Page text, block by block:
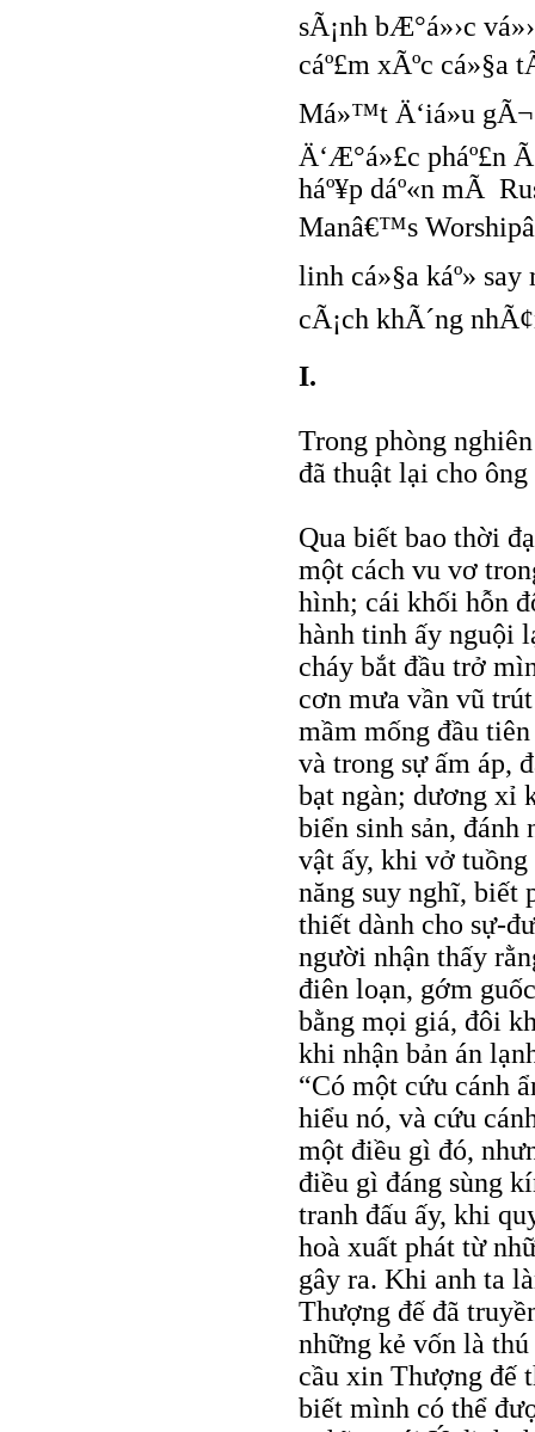
sÃ¡nh bÆ°á»›c
cáº£m xÃºc cá»§a
Má»™t Ä‘iá»u
Ä‘Æ°á»£c pháº£n
háº¥p dáº«n mÃ
Manâ€™s
linh cá»§a káº»
cÃ¡ch khÃ´ng
I.
Trong phòng
đã thuật lại cho ông
Qua biết bao thời
một cách vu vơ
hình; cái khối hỗn
hành tinh ấy nguội
cháy bắt đầu trở
cơn mưa vần vũ
mầm mống đầu
và trong sự ấm áp,
bạt ngàn; dương xỉ
biển sinh sản,
vật ấy, khi vở
năng suy nghĩ, biết
thiết dành cho sự-
người nhận thấy
điên loạn, gớm
bằng mọi giá, đôi
khi nhận bản án
“Có một cứu cánh
hiểu nó, và cứu
một điều gì đó,
điều gì đáng sùng
tranh đấu ấy, khi
hoà xuất phát từ
gây ra. Khi anh ta
Thượng đế đã
những kẻ vốn là
cầu xin Thượng đế
biết mình có thể